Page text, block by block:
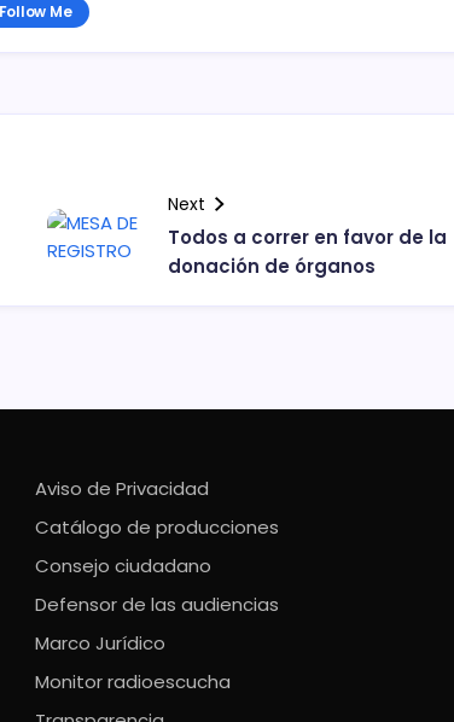
Follow Me
Next
Todos a correr en favor de la
donación de órganos
Aviso de Privacidad
Catálogo de producciones
Consejo ciudadano
Defensor de las audiencias
Marco Jurídico
Monitor radioescucha